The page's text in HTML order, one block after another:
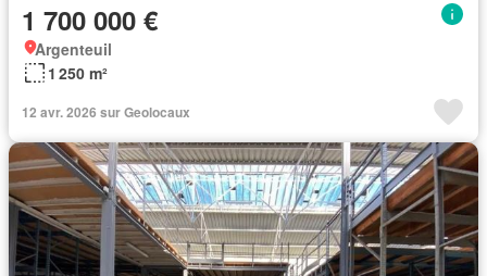
1 700 000 €
Argenteuil
1 250 m²
12 avr. 2026 sur Geolocaux